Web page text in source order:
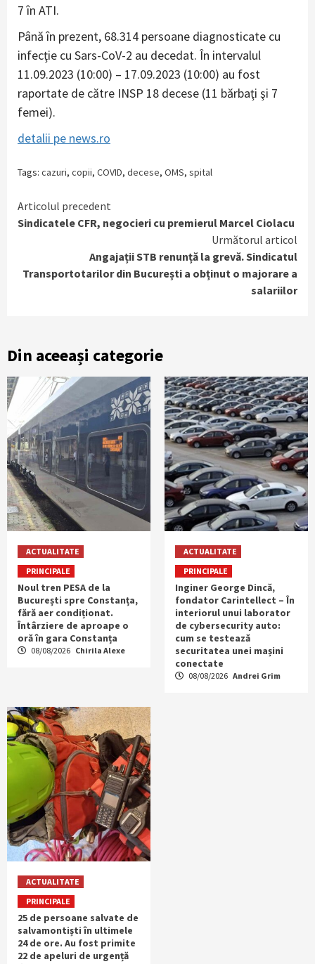
7 în ATI.
Până în prezent, 68.314 persoane diagnosticate cu
infecţie cu Sars-CoV-2 au decedat. În intervalul
11.09.2023 (10:00) – 17.09.2023 (10:00) au fost
raportate de către INSP 18 decese (11 bărbaţi şi 7
femei).
detalii pe news.ro
Tags: cazuri, copii, COVID, decese, OMS, spital
Continue
Articolul precedent
Sindicatele CFR, negocieri cu premierul Marcel Ciolacu
Următorul articol
Angajații STB renunță la grevă. Sindicatul
Transportotarilor din București a obținut o majorare a
salariilor
Din aceeași categorie
ACTUALITATE
PRINCIPALE
Noul tren PESA de la
București spre Constanța,
fără aer condiționat.
Întârziere de aproape o
oră în gara Constanța
08/08/2026 Chirila Alexe
ACTUALITATE
PRINCIPALE
Inginer George Dincă,
fondator Carintellect – În
interiorul unui laborator
de cybersecurity auto:
cum se testează
securitatea unei mașini
conectate
08/08/2026 Andrei Grim
ACTUALITATE
PRINCIPALE
25 de persoane salvate de
salvamontiști în ultimele
24 de ore. Au fost primite
22 de apeluri de urgență